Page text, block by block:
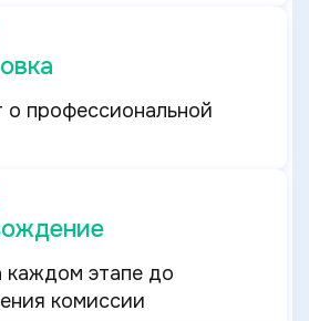
профессиональной
этапе до
комиссии